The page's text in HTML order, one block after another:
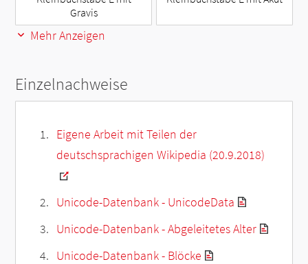
Gravis
Mehr Anzeigen
Einzelnachweise
Eigene Arbeit mit Teilen der
deutschsprachigen Wikipedia (20.9.2018)
Unicode-Datenbank - UnicodeData
Unicode-Datenbank - Abgeleitetes Alter
Unicode-Datenbank - Blöcke